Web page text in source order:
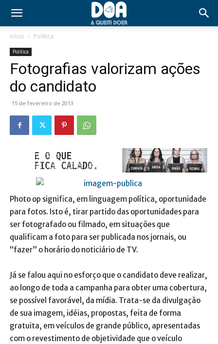
Início Política
Política
Fotografias valorizam ações
do candidato
15 de fevereiro de 2013
Photo op significa, em linguagem política, oportunidade
para fotos. Isto é, tirar partido das oportunidades para
ser fotografado ou filmado, em situações que
qualificam a foto para ser publicada nos jornais, ou
“fazer” o horário do noticiário de TV.
Já se falou aqui no esforço que o candidato deve realizar,
ao longo de toda a campanha para obter uma cobertura,
se possível favorável, da mídia. Trata-se da divulgação
de sua imagem, idéias, propostas, feita de forma
gratuita, em veículos de grande público, apresentadas
com o revestimento de objetividade que o veículo